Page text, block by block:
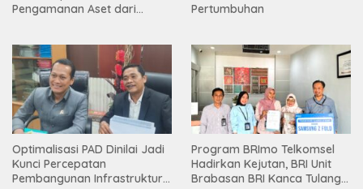
Pengamanan Aset dari
Pertumbuhan
Optimalisasi PAD Dinilai Jadi
Kunci Percepatan
Pembangunan Infrastruktur
Program BRImo Telkomsel
Hadirkan Kejutan, BRI Unit
Brabasan BRI Kanca Tulang